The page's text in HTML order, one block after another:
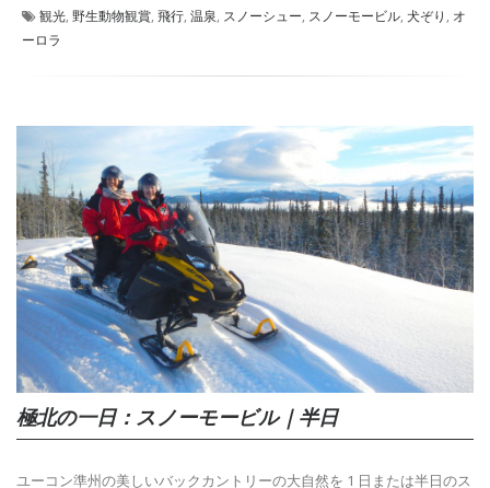
観光 野生動物観賞 飛行 温泉 スノーシュー スノーモービル 犬ぞり
オ
ーロラ
極北の一日：スノーモービル｜半日
ユーコン準州の美しいバックカントリーの大自然を 1 日または半日のス